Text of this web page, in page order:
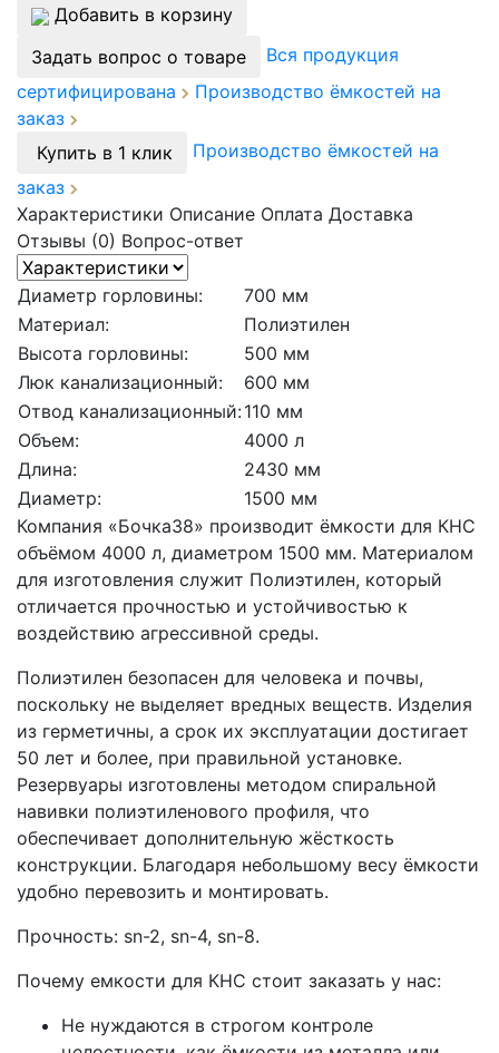
Добавить в корзину
Задать вопрос о товаре
Вся продукция
сертифицирована
Производство ёмкостей на
заказ
Купить в 1 клик
Производство ёмкостей на
заказ
Характеристики Описание Оплата Доставка
Отзывы (0) Вопрос-ответ
Диаметр горловины:
700 мм
Материал:
Полиэтилен
Высота горловины:
500 мм
Люк канализационный:
600 мм
Отвод канализационный:110 мм
Объем:
4000 л
Длина:
2430 мм
Диаметр:
1500 мм
Компания «Бочка38» производит ёмкости для КНС
объёмом 4000 л, диаметром 1500 мм. Материалом
для изготовления служит Полиэтилен, который
отличается прочностью и устойчивостью к
воздействию агрессивной среды.
Полиэтилен безопасен для человека и почвы,
поскольку не выделяет вредных веществ. Изделия
из герметичны, а срок их эксплуатации достигает
50 лет и более, при правильной установке.
Резервуары изготовлены методом спиральной
навивки полиэтиленового профиля, что
обеспечивает дополнительную жёсткость
конструкции. Благодаря небольшому весу ёмкости
удобно перевозить и монтировать.
Прочность: sn-2, sn-4, sn-8.
Почему емкости для КНС стоит заказать у нас:
Не нуждаются в строгом контроле